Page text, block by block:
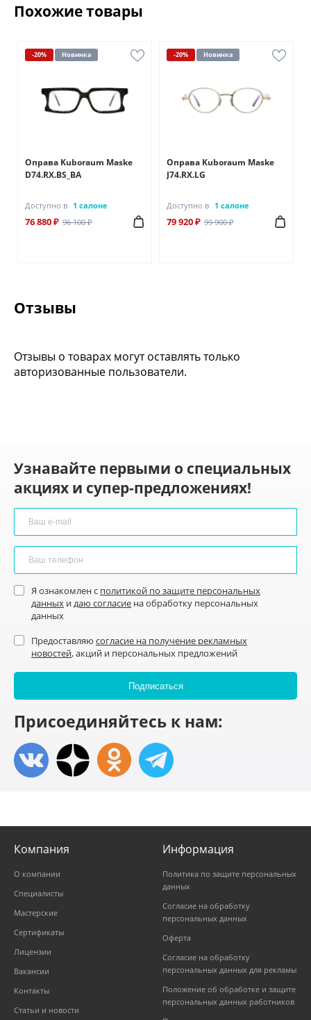
Похожие товары
-20% Новинка
Оправа Kuboraum Maske
D74.RX.BS_BA
Доступно в 1 салоне
76 880 ₽ 96 100 ₽
-20% Новинка
Оправа Kuboraum Maske
J74.RX.LG
Доступно в 1 салоне
79 920 ₽ 99 900 ₽
Отзывы
Отзывы о товарах могут оставлять только
авторизованные пользователи.
Узнавайте первыми о специальных
акциях и супер-предложениях!
Я ознакомлен с политикой по защите персональных
данных и даю согласие на обработку персональных
данных
Предоставляю согласие на получение рекламных
новостей, акций и персональных предложений
Присоединяйтесь к нам:
Компания
О компании
Специалисты
Мастерские
Сертификаты
Лицензии
Вакансии
Контакты
Статьи и новости
Информация
Политика по защите персональных
данных
Согласие на обработку
персональных данных
Оферта
Согласие на обработку
персональных данных для рекламы
Положение об обработке и защите
персональных данных работников